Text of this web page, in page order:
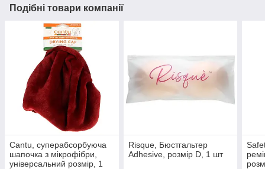
Подібні товари компанії
Cantu, суперабсорбуюча
шапочка з мікрофібри,
універсальний розмір, 1
Risque, Бюстгальтер
Adhesive, розмір D, 1 шт